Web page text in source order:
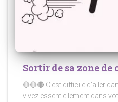
Sortir de sa zone de
🔴🔴🔴 C’est difficile d’aller
vivez essentiellement dans